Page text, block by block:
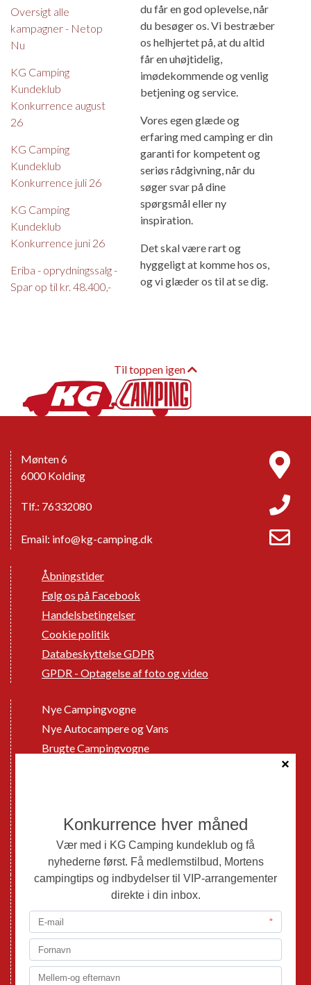
Oversigt alle
kampagner - Netop
Nu
KG Camping
Kundeklub
Konkurrence august
26
KG Camping
Kundeklub
Konkurrence juli 26
KG Camping
Kundeklub
Konkurrence juni 26
Eriba - oprydningssalg -
Spar op til kr. 48.400,-
du får en god oplevelse, når
du besøger os. Vi bestræber
os helhjertet på, at du altid
får en uhøjtidelig,
imødekommende og venlig
betjening og service.
Vores egen glæde og
erfaring med camping er din
garanti for kompetent og
seriøs rådgivning, når du
søger svar på dine
spørgsmål eller ny
inspiration.
Det skal være rart og
hyggeligt at komme hos os,
og vi glæder os til at se dig.
Til toppen igen
Mønten 6
6000 Kolding
Tlf.: 76332080
Email: info@kg-camping.dk
Åbningstider
Følg os på Facebook
Handelsbetingelser
Cookie politik
Databeskyttelse GDPR
GPDR - Optagelse af foto og video
Nye Campingvogne
Nye Autocampere og Vans
Brugte Campingvogne
Mortens Campingtips
KG Camping Kundeklub
Nyheder
Adria
Adria Autocampere
Eriba
Fendt
Hobby